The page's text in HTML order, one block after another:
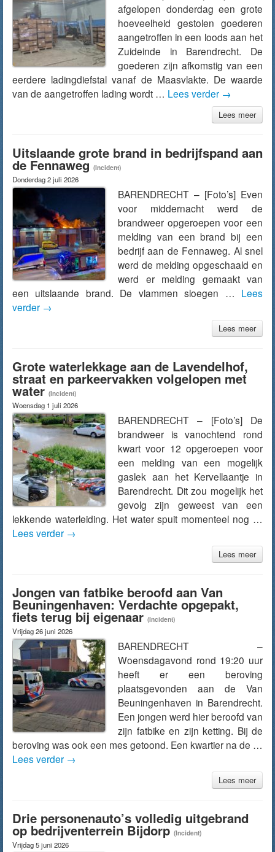
afgelopen donderdag een grote
hoeveelheid gestolen goederen
aangetroffen in een loods aan het
Zuideinde in Barendrecht. De
goederen zijn afkomstig van een
eerdere ladingdiefstal vanaf de Maasvlakte. De waarde
van de aangetroffen lading wordt … Lees verder →
Lees meer
Uitslaande grote brand in bedrijfspand aan
de Fennaweg (Incident)
Donderdag 2 juli 2026
BARENDRECHT – [Foto’s] Even
voor middernacht werd de
brandweer opgeroepen voor een
melding van een brand bij een
bedrijf aan de Fennaweg. Al snel
werd de melding opgeschaald en
werd er melding gemaakt van
een uitslaande brand. De vlammen sloegen … Lees
verder →
Lees meer
Grote waterlekkage aan de Lavendelhof,
straat en parkeervakken volgelopen met
water (Incident)
Woensdag 1 juli 2026
BARENDRECHT – [Foto’s] De
brandweer is vanochtend rond
kwart voor 12 opgeroepen voor
een melding van een mogelijk
gaslek aan het Kervellaantje in
Barendrecht. Dit zou mogelijk het
gevolg zijn geweest van een
lekkende waterleiding. Het water spuit momenteel nog …
Lees verder →
Lees meer
Jongen van fatbike beroofd aan Van
Beuningenhaven: Verdachte opgepakt,
fiets terug bij eigenaar (Incident)
Vrijdag 26 juni 2026
BARENDRECHT –
Woensdagavond rond 19:20 uur
heeft er een beroving
plaatsgevonden aan de Van
Beuningenhaven in Barendrecht.
Een jongen werd hier beroofd van
zijn fatbike en zijn ketting. Bij de
beroving was ook een mes getoond. Een kwartier na de …
Lees verder →
Lees meer
Drie personenauto’s volledig uitgebrand
op bedrijventerrein Bijdorp (Incident)
Vrijdag 5 juni 2026